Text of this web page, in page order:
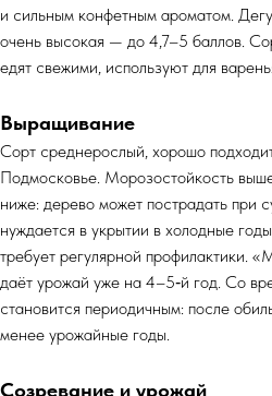
и сильным конфетным ароматом.
очень высокая — до 4,7–5 баллов.
едят свежими, используют для
Выращивание
Сорт среднерослый, хорошо
Подмосковье. Морозостойкость
ниже: дерево может пострадать при
нуждается в укрытии в холодные
требует регулярной профилактики.
даёт урожай уже на 4–5‑й год. Со
становится периодичным: после
менее урожайные годы.
Созревание и урожай